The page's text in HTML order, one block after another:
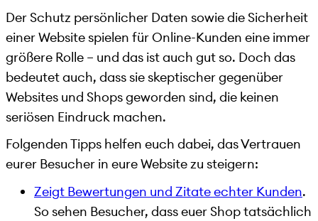
Der Schutz persönlicher Daten sowie die Sicherheit
einer Website spielen für Online-Kunden eine immer
größere Rolle – und das ist auch gut so. Doch das
bedeutet auch, dass sie skeptischer gegenüber
Websites und Shops geworden sind, die keinen
seriösen Eindruck machen.
Folgenden Tipps helfen euch dabei, das Vertrauen
eurer Besucher in eure Website zu steigern:
Zeigt Bewertungen und Zitate echter Kunden.
So sehen Besucher, dass euer Shop tatsächlich